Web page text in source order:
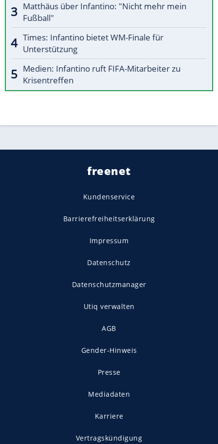
Matthäus über Infantino: "Nicht mehr mein
Fußball"
Times: Infantino bietet WM-Finale für
Unterstützung
Medien: Infantino ruft FIFA-Mitarbeiter zu
Krisentreffen
freenet
Kundenservice
Barrierefreiheitserklärung
Impressum
Datenschutz
Datenschutzmanager
Utiq verwalten
AGB
Gender-Hinweis
Presse
Mediadaten
Karriere
Vertragskündigung